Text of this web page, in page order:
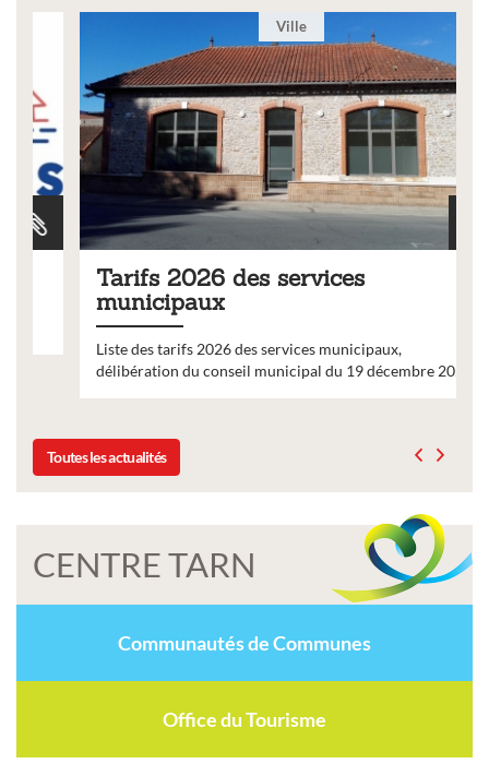
Tarifs 2026 des services
municipaux
Liste des tarifs 2026 des services municipaux,
délibération du conseil municipal du 19 décembre 2025
Toutes les actualités
CENTRE TARN
Communautés de Communes
Office du Tourisme